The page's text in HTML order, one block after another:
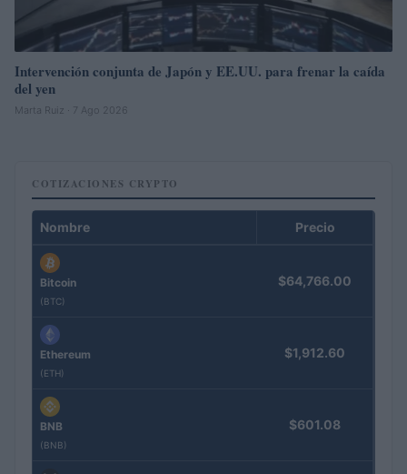
Intervención conjunta de Japón y EE.UU. para frenar la caída
del yen
Marta Ruiz · 7 Ago 2026
COTIZACIONES CRYPTO
Nombre Precio
Bitcoin
(BTC)
$64,766.00
Ethereum
(ETH)
$1,912.60
BNB
(BNB)
$601.08